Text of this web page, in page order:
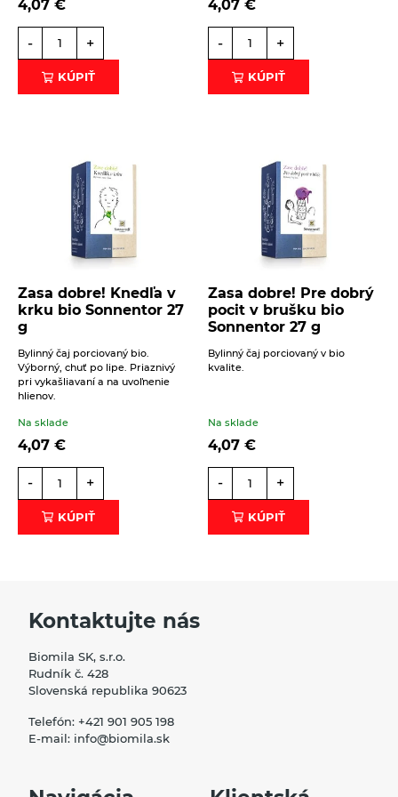
Éterické oleje na kulinárske účely
Keramické slniečko
Kúpele na detoxikáciu organizmu
Tašky, vrecká
4,07 €
- +
KÚPIŤ
4,07 €
- +
KÚPIŤ
Zasa dobre! Knedľa v
krku bio Sonnentor 27
g
Bylinný čaj porciovaný bio.
Výborný, chuť po lipe. Priaznivý
pri vykašliavaní a na uvoľnenie
hlienov.
Na sklade
4,07 €
- +
KÚPIŤ
Zasa dobre! Pre dobrý
pocit v brušku bio
Sonnentor 27 g
Bylinný čaj porciovaný v bio
kvalite.
Na sklade
4,07 €
- +
KÚPIŤ
Kontaktujte nás
Biomila SK, s.r.o.
Rudník č. 428
Slovenská republika 90623
Telefón: +421 901 905 198
E-mail: info@biomila.sk